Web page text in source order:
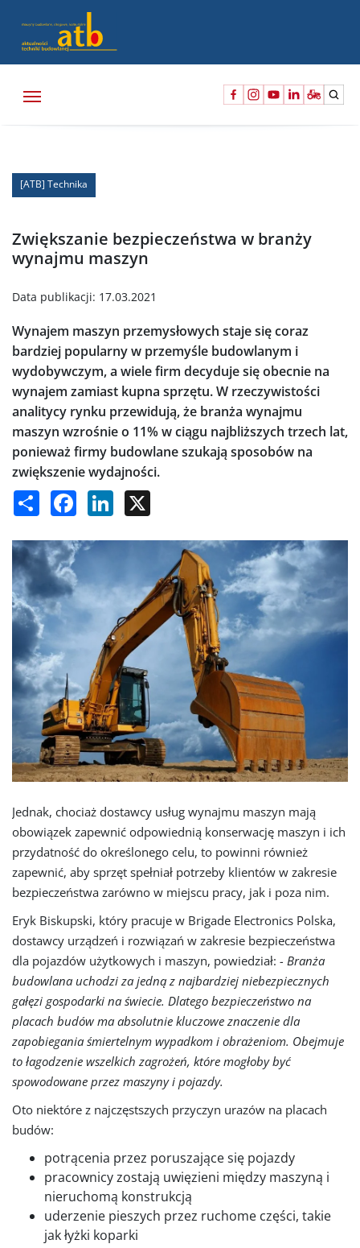
[ATB] Technika
Zwiększanie bezpieczeństwa w branży
wynajmu maszyn
Data publikacji: 17.03.2021
Wynajem maszyn przemysłowych staje się coraz
bardziej popularny w przemyśle budowlanym i
wydobywczym, a wiele firm decyduje się obecnie na
wynajem zamiast kupna sprzętu. W rzeczywistości
analitycy rynku przewidują, że branża wynajmu
maszyn wzrośnie o 11% w ciągu najbliższych trzech lat,
ponieważ firmy budowlane szukają sposobów na
zwiększenie wydajności.
Share Facebook LinkedIn
Jednak, chociaż dostawcy usług wynajmu maszyn mają
obowiązek zapewnić odpowiednią konserwację maszyn i ich
przydatność do określonego celu, to powinni również
zapewnić, aby sprzęt spełniał potrzeby klientów w zakresie
bezpieczeństwa zarówno w miejscu pracy, jak i poza nim.
Eryk Biskupski, który pracuje w Brigade Electronics Polska,
dostawcy urządzeń i rozwiązań w zakresie bezpieczeństwa
dla pojazdów użytkowych i maszyn, powiedział: - Branża
budowlana uchodzi za jedną z najbardziej niebezpiecznych
gałęzi gospodarki na świecie. Dlatego bezpieczeństwo na
placach budów ma absolutnie kluczowe znaczenie dla
zapobiegania śmiertelnym wypadkom i obrażeniom. Obejmuje
to łagodzenie wszelkich zagrożeń, które mogłoby być
spowodowane przez maszyny i pojazdy.
Oto niektóre z najczęstszych przyczyn urazów na placach
budów:
potrącenia przez poruszające się pojazdy
pracownicy zostają uwięzieni między maszyną i
nieruchomą konstrukcją
uderzenie pieszych przez ruchome części, takie
jak łyżki koparki